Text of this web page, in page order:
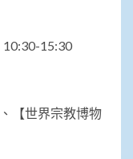
15:30
【世界宗教博物